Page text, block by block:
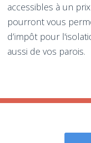
accessibles à un
pourront vous
d’impôt pour
aussi de vos parois.